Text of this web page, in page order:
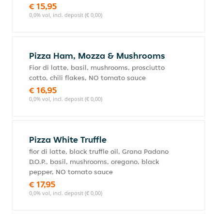
€ 15,95
0,0% vol, incl. deposit (€ 0,00)
Pizza Ham, Mozza & Mushrooms
Fior di latte, basil, mushrooms, prosciutto
cotto, chili flakes, NO tomato sauce
€ 16,95
0,0% vol, incl. deposit (€ 0,00)
Pizza White Truffle
fior di latte, black truffle oil, Grana Padano
D.O.P., basil, mushrooms, oregano, black
pepper, NO tomato sauce
€ 17,95
0,0% vol, incl. deposit (€ 0,00)